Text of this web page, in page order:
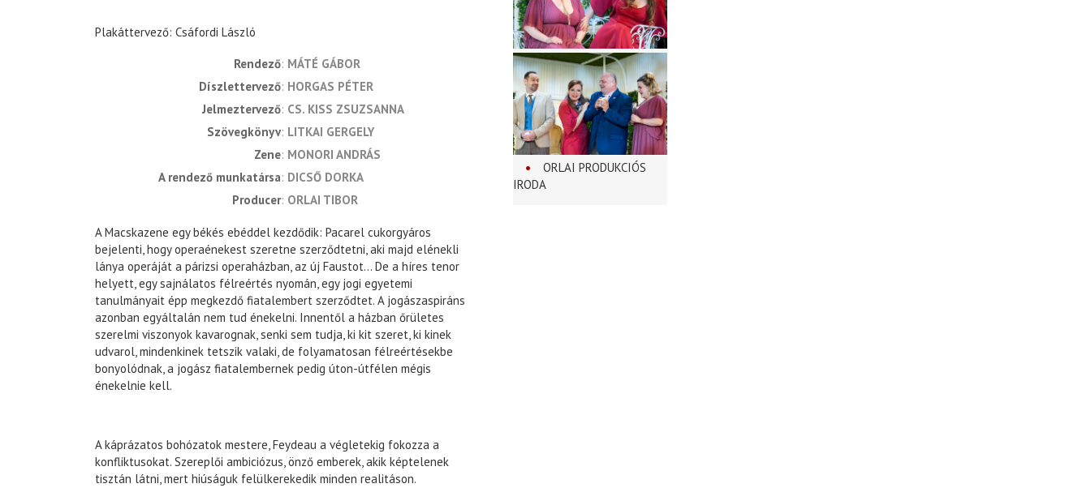
Plakáttervező: Csáfordi László
rendező MÁTÉ GÁBOR
díszlettervező HORGAS PÉTER
jelmeztervező CS. KISS ZSUZSANNA
szövegkönyv LITKAI GERGELY
zene MONORI ANDRÁS
a rendező munkatársa DICSŐ DORKA
producer ORLAI TIBOR
A Macskazene egy békés ebéddel kezdődik: Pacarel cukorgyáros
bejelenti, hogy operaénekest szeretne szerződtetni, aki majd elénekli
lánya operáját a párizsi operaházban, az új Faustot… De a híres tenor
helyett, egy sajnálatos félreértés nyomán, egy jogi egyetemi
tanulmányait épp megkezdő fiatalembert szerződtet. A jogászaspiráns
azonban egyáltalán nem tud énekelni. Innentől a házban őrületes
szerelmi viszonyok kavarognak, senki sem tudja, ki kit szeret, ki kinek
udvarol, mindenkinek tetszik valaki, de folyamatosan félreértésekbe
bonyolódnak, a jogász fiatalembernek pedig úton-útfélen mégis
énekelnie kell.
A káprázatos bohózatok mestere, Feydeau a végletekig fokozza a
konfliktusokat. Szereplői ambiciózus, önző emberek, akik képtelenek
tisztán látni, mert hiúságuk felülkerekedik minden realitáson.
ORLAI PRODUKCIÓS
IRODA